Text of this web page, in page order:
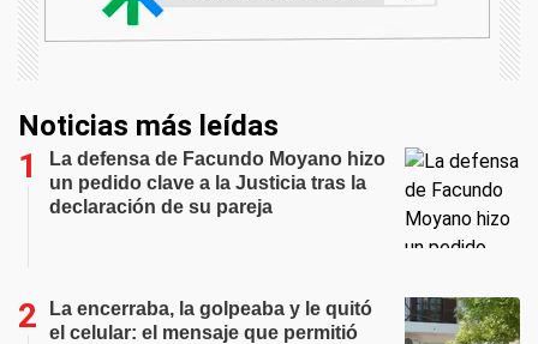
Noticias más leídas
La defensa de Facundo Moyano hizo
un pedido clave a la Justicia tras la
declaración de su pareja
La encerraba, la golpeaba y le quitó
el celular: el mensaje que permitió